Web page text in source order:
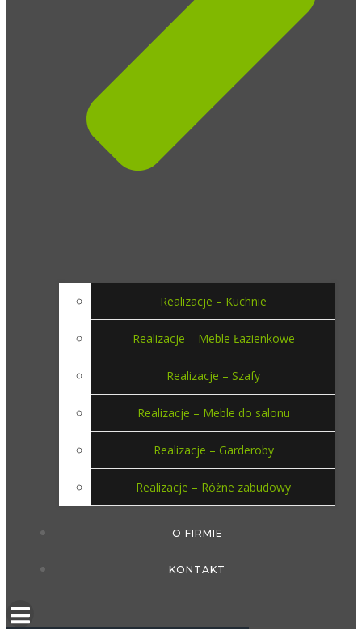
Realizacje – Kuchnie
Realizacje – Meble Łazienkowe
Realizacje – Szafy
Realizacje – Meble do salonu
Realizacje – Garderoby
Realizacje – Różne zabudowy
O FIRMIE
KONTAKT